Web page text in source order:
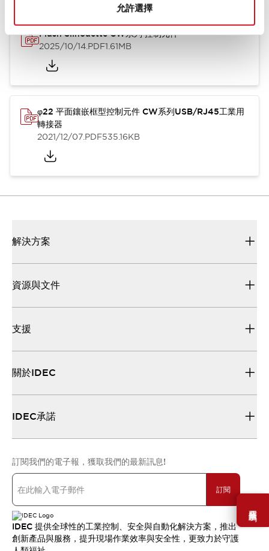
允許選擇
需要幫助嗎？
Flush Silhouette CW系列 控制元件
2025/10/14.PDF1.61MB
φ22 平面鑲嵌框型控制元件 CW系列USB/RJ45工業用
轉接器
2021/12/07.PDF535.16KB
解決方案
資源與文件
支援
關於IDEC
IDEC承諾
訂閱我們的電子報，獲取我們的最新訊息!
訂閱
IDEC 提供全球性的工業控制、安全與自動化解決方案，推出
創新產品與服務，提升現場作業效率與安全性，更致力於守護